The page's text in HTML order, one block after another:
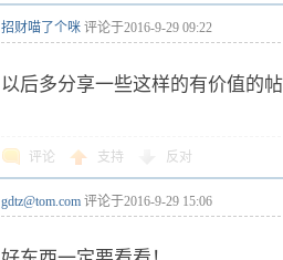
招财喵了个咪 评论于2016-9-29 09:22
以后多分享一些这样的有价值的
评论 支持 反对
gdtz@tom.com 评论于2016-9-29 15:06